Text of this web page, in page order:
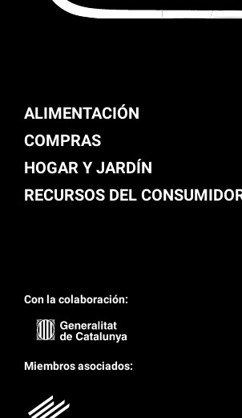
ALIMENTACIÓN
COMPRAS
HOGAR Y JARDÍN
RECURSOS DEL
Con la colaboración:
Miembros asociados: